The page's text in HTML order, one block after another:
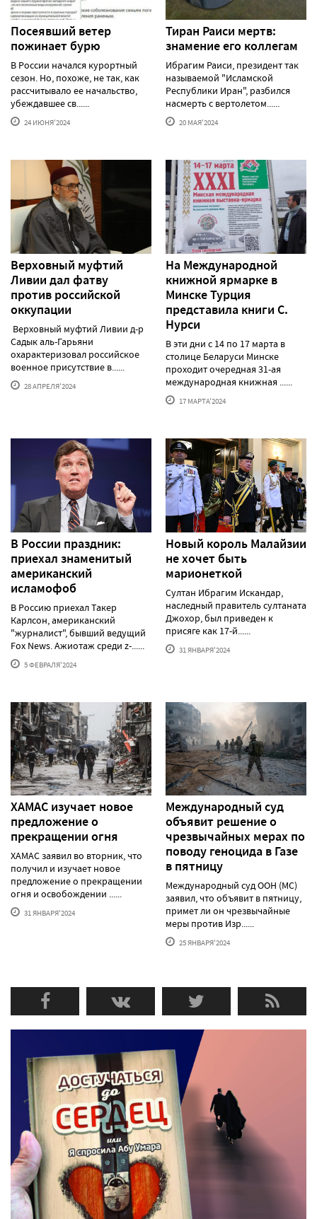
Посеявший ветер
пожинает бурю
В России начался курортный
сезон. Но, похоже, не так, как
рассчитывало ее начальство,
убеждавшее св......
24 ИЮНЯ'2024
Тиран Раиси мертв:
знамение его коллегам
Ибрагим Раиси, президент так
называемой "Исламской
Республики Иран", разбился
насмерть с вертолетом......
20 МАЯ'2024
Верховный муфтий
Ливии дал фатву
против российской
оккупации
Верховный муфтий Ливии д-р
Садык аль-Гарьяни
охарактеризовал российское
военное присутствие в......
28 АПРЕЛЯ'2024
На Международной
книжной ярмарке в
Минске Турция
представила книги С.
Нурси
В эти дни с 14 по 17 марта в
столице Беларуси Минске
проходит очередная 31-ая
международная книжная ......
17 МАРТА'2024
В России праздник:
приехал знаменитый
американский
исламофоб
В Россию приехал Такер
Карлсон, американский
"журналист", бывший ведущий
Fox News. Ажиотаж среди z-......
5 ФЕВРАЛЯ'2024
Новый король Малайзии
не хочет быть
марионеткой
Султан Ибрагим Искандар,
наследный правитель султаната
Джохор, был приведен к
присяге как 17-й......
31 ЯНВАРЯ'2024
ХАМАС изучает новое
предложение о
прекращении огня
ХАМАС заявил во вторник, что
получил и изучает новое
предложение о прекращении
огня и освобождении ......
31 ЯНВАРЯ'2024
Международный суд
объявит решение о
чрезвычайных мерах по
поводу геноцида в Газе
в пятницу
Международный суд ООН (МС)
заявил, что объявит в пятницу,
примет ли он чрезвычайные
меры против Изр......
25 ЯНВАРЯ'2024